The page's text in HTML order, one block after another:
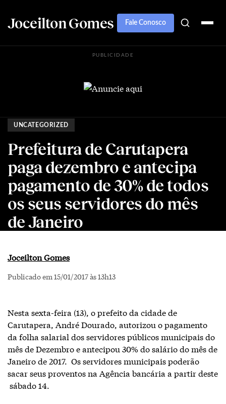
Joceilton Gomes Fale Conosco
PUBLICIDADE
UNCATEGORIZED
Prefeitura de Carutapera
paga dezembro e antecipa
pagamento de 30% de todos
os seus servidores do mês
de Janeiro
Joceilton Gomes
Publicado em 15/01/2017 às 13h13
Nesta sexta-feira (13), o prefeito da cidade de
Carutapera, André Dourado, autorizou o pagamento
da folha salarial dos servidores públicos municipais do
mês de Dezembro e antecipou 30% do salário do mês de
Janeiro de 2017. Os servidores municipais poderão
sacar seus proventos na Agência bancária a partir deste
sábado 14.